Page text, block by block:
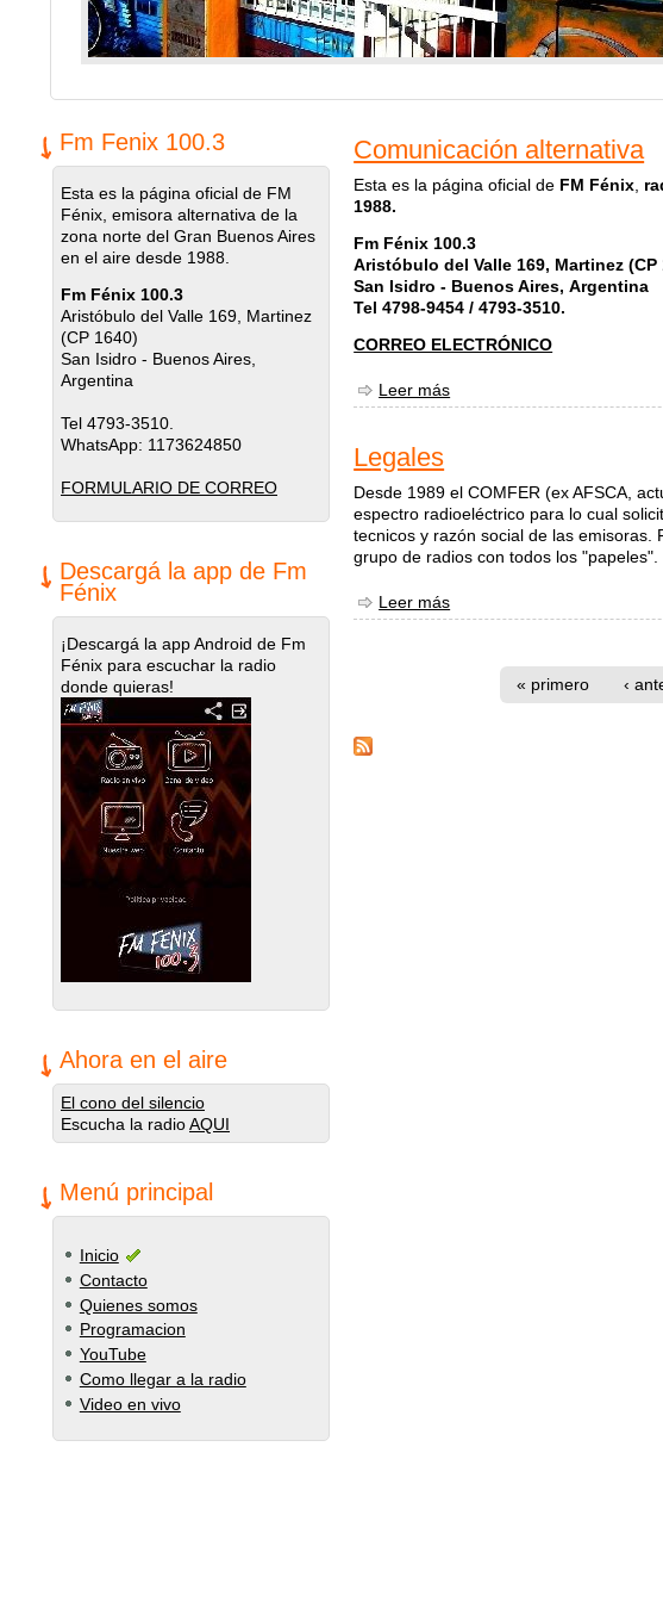
Fm Fenix 100.3
Esta es la página oficial de FM
Fénix, emisora alternativa de la
zona norte del Gran Buenos Aires
en el aire desde 1988.
Fm Fénix 100.3
Aristóbulo del Valle 169, Martinez
(CP 1640)
San Isidro - Buenos Aires,
Argentina
Tel 4793-3510.
WhatsApp: 1173624850
FORMULARIO DE CORREO
Descargá la app de Fm
Fénix
¡Descargá la app Android de Fm
Fénix para escuchar la radio
donde quieras!
Ahora en el aire
El cono del silencio
Escucha la radioAQUI
Menú principal
Inicio
Contacto
Quienes somos
Programacion
YouTube
Como llegar a la radio
Video en vivo
Comunicación alternativa
Esta es la página oficial de FM Fénix,
1988.
Fm Fénix 100.3
Aristóbulo del Valle 169, Martinez (CP
San Isidro - Buenos Aires, Argentina
Tel 4798-9454 / 4793-3510.
CORREO ELECTRÓNICO
Leer más
Legales
Desde 1989 el COMFER (ex AFSCA,
espectro radioeléctrico para lo cual
tecnicos y razón social de las
grupo de radios con todos los "papeles".
Leer más
« primero ‹